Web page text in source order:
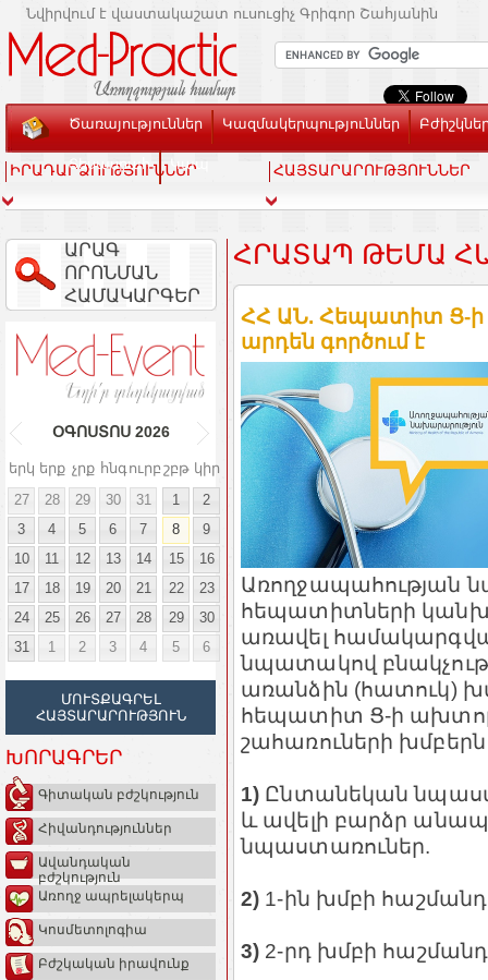
Նվիրվում է վաստակաշատ ուսուցիչ Գրիգոր Շահյանին
Ծառայություններ Կազմակերպություններ
Տեսասրահ Կապ
ԻՐԱԴԱՐՁՈՒԹՅՈՒՆՆԵՐ ՀԱՅՏԱՐԱՐՈՒԹՅՈՒՆՆԵՐ
ԱՐԱԳ
ՈՐՈՆՄԱՆ
ՀԱՄԱԿԱՐԳԵՐ
ՕԳՈՍՏՈՍ 2026
երկ երք չրք հնգուրբ շբթ կիր
27
28 29 30 31 1
2
3
4 5 6 7 8
9
10
11 12 13 14 15
16
17
18 19 20 21 22
23
24
25 26 27 28 29
30
31
1 2 3 4 5 6
ՄՈՒՏՔԱԳՐԵԼ
ՀԱՅՏԱՐԱՐՈՒԹՅՈՒՆ
ԽՈՐԱԳՐԵՐ
Գիտական բժշկություն
Հիվանդություններ
Ավանդական
բժշկություն
Առողջ ապրելակերպ
Կոսմետոլոգիա
Բժշկական իրավունք
ՀՐԱՏԱՊ ԹԵՄԱ
ՀՀ ԱՆ. Հեպատիտ Ց-ի
արդեն գործում է
Առողջապահության
հեպատիտների
առավել
նպատակով
առանձին (հատուկ)
հեպատիտ Ց-ի
շահառուների խմբերն
1) Ընտանեկան
և ավելի բարձր
նպաստառուներ.
2) 1-ին խմբի
3) 2-րդ խմբի